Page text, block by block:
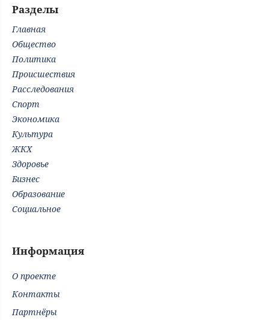
Разделы
Главная
Общество
Политика
Происшествия
Расследования
Спорт
Экономика
Культура
ЖКХ
Здоровье
Бизнес
Образование
Социальное
Информация
О проекте
Контакты
Партнёры